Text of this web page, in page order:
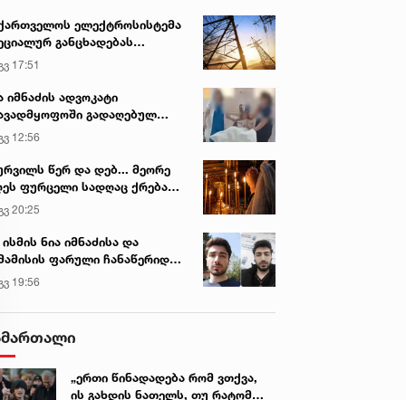
ელექტროსისტემა
განცხადებას
17:51
იმნაძის ადვოკატი
გადაღებულ
ავრცელებს
12:56
წერ და დებ... მეორე
ფურცელი სადღაც ქრება
სურვილი სრულდება...“ -
ტაძარი შიდა
20:25
ნია იმნაძისა და
ფარული ჩანაწერიდან
ავალიანის მკვლელობის
19:56
„ერთი წინადადება რომ ვთქვა,
ის გახდის ნათელს, თუ რატომ